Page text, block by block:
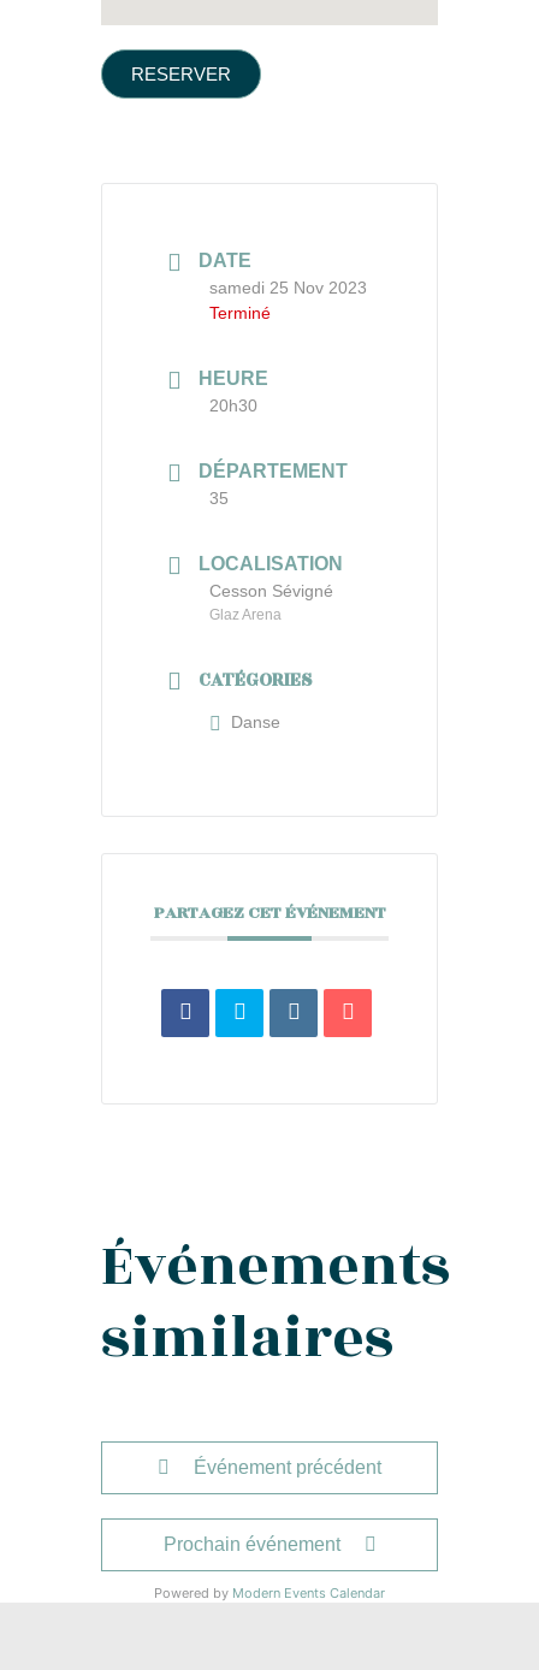
RESERVER
DATE
samedi 25 Nov 2023
Terminé
HEURE
20h30
DÉPARTEMENT
35
LOCALISATION
Cesson Sévigné
Glaz Arena
CATÉGORIES
Danse
PARTAGEZ CET ÉVÉNEMENT
Événements
similaires
Événement précédent
Prochain événement
Powered by Modern Events Calendar